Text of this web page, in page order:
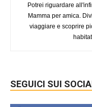
Potrei riguardare
Mamma per amica.
viaggiare e scoprire
SEGUICI SUI